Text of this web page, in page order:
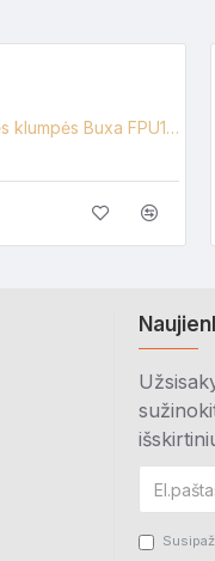
Medicininės klumpės Buxa FPU10, įvairių spalvų